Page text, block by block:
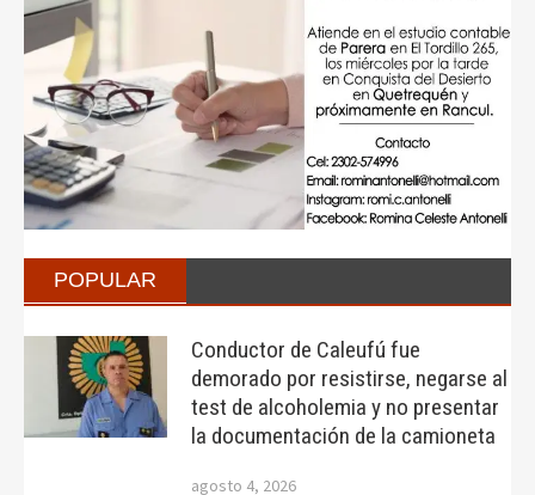
POPULAR
Conductor de Caleufú fue
demorado por resistirse, negarse al
test de alcoholemia y no presentar
la documentación de la camioneta
agosto 4, 2026